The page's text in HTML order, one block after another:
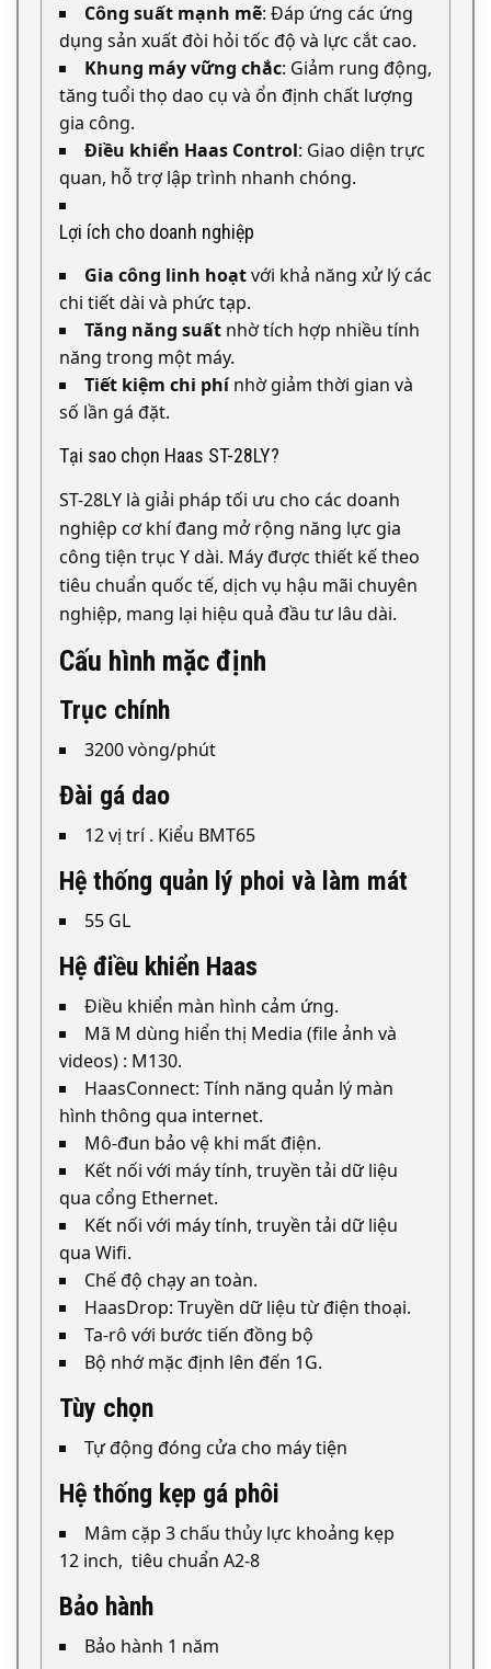
Công suất mạnh mẽ: Đáp ứng các ứng
dụng sản xuất đòi hỏi tốc độ và lực cắt cao.
Khung máy vững chắc: Giảm rung động,
tăng tuổi thọ dao cụ và ổn định chất lượng
gia công.
Điều khiển Haas Control: Giao diện trực
quan, hỗ trợ lập trình nhanh chóng.
Lợi ích cho doanh nghiệp
Gia công linh hoạtvới khả năng xử lý các
chi tiết dài và phức tạp.
Tăng năng suất nhờ tích hợp nhiều tính
năng trong một máy.
Tiết kiệm chi phínhờ giảm thời gian và
số lần gá đặt.
Tại sao chọn Haas ST-28LY?
ST-28LY là giải pháp tối ưu cho các doanh
nghiệp cơ khí đang mở rộng năng lực gia
công tiện trục Y dài. Máy được thiết kế theo
tiêu chuẩn quốc tế, dịch vụ hậu mãi chuyên
nghiệp, mang lại hiệu quả đầu tư lâu dài.
Cấu hình mặc định
Trục chính
3200 vòng/phút
Đài gá dao
12 vị trí . Kiểu BMT65
Hệ thống quản lý phoi và làm mát
55 GL
Hệ điều khiển Haas
Điều khiển màn hình cảm ứng.
Mã M dùng hiển thị Media (file ảnh và
videos) : M130.
HaasConnect: Tính năng quản lý màn
hình thông qua internet.
Mô-đun bảo vệ khi mất điện.
Kết nối với máy tính, truyền tải dữ liệu
qua cổng Ethernet.
Kết nối với máy tính, truyền tải dữ liệu
qua Wifi.
Chế độ chạy an toàn.
HaasDrop: Truyền dữ liệu từ điện thoại.
Ta-rô với bước tiến đồng bộ
Bộ nhớ mặc định lên đến 1G.
Tùy chọn
Tự động đóng cửa cho máy tiện
Hệ thống kẹp gá phôi
Mâm cặp 3 chấu thủy lực khoảng kẹp
12 inch, tiêu chuẩn A2-8
Bảo hành
Bảo hành 1 năm